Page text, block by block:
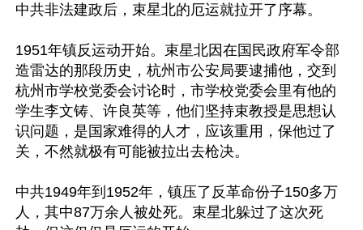
中共非法建政后，束星北的厄运就拉开了序幕。
1951年镇反运动开始。束星北因在国民政府军令部
造雷达的那段历史，杭州市公安局要逮捕他，交到
杭州市学校党委会讨论时，市学校党委会里有他的
学生李文铸、许良英等，他们坚持束教授是思想认
识问题，是国家难得的人才，应该重用，保他过了
关，不然就极有可能被拉出去枪决。
中共1949年到1952年，镇压了反革命份子150多万
人，其中87万余人被处死。束星北躲过了这次死